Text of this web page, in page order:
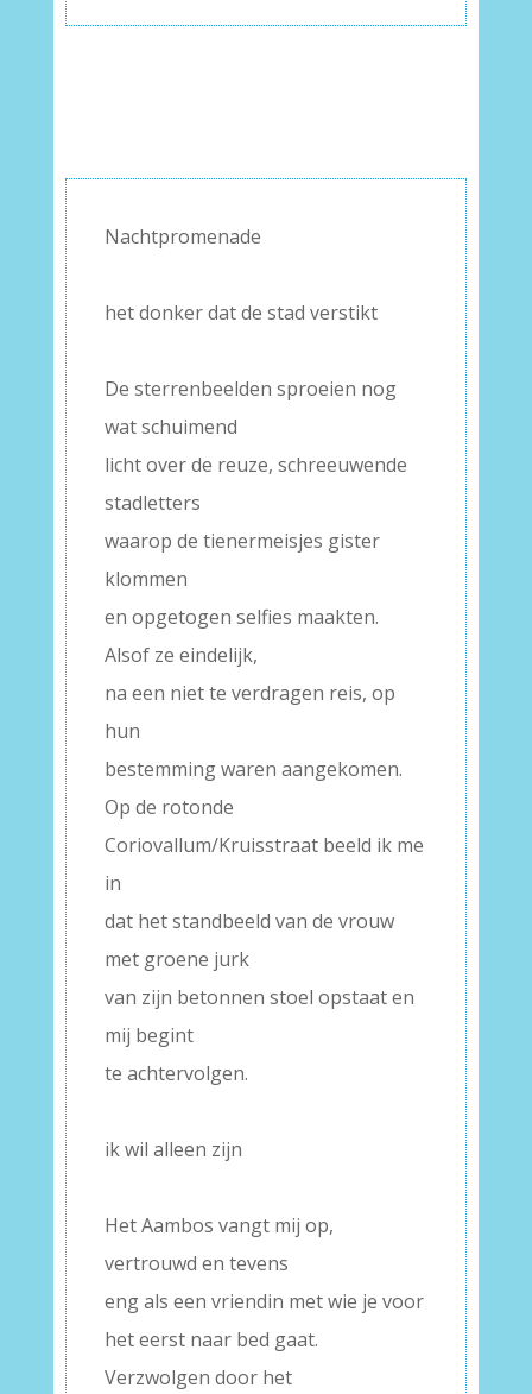
Nachtpromenade
het donker dat de stad verstikt
De sterrenbeelden sproeien nog
wat schuimend
licht over de reuze, schreeuwende
stadletters
waarop de tienermeisjes gister
klommen
en opgetogen selfies maakten.
Alsof ze eindelijk,
na een niet te verdragen reis, op
hun
bestemming waren aangekomen.
Op de rotonde
Coriovallum/Kruisstraat beeld ik me
in
dat het standbeeld van de vrouw
met groene jurk
van zijn betonnen stoel opstaat en
mij begint
te achtervolgen.
ik wil alleen zijn
Het Aambos vangt mij op,
vertrouwd en tevens
eng als een vriendin met wie je voor
het eerst naar bed gaat.
Verzwolgen door het